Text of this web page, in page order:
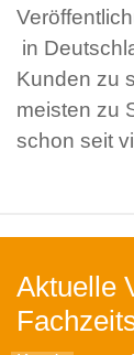
in
Kunden zu
meisten zu
schon seit
Aktuelle